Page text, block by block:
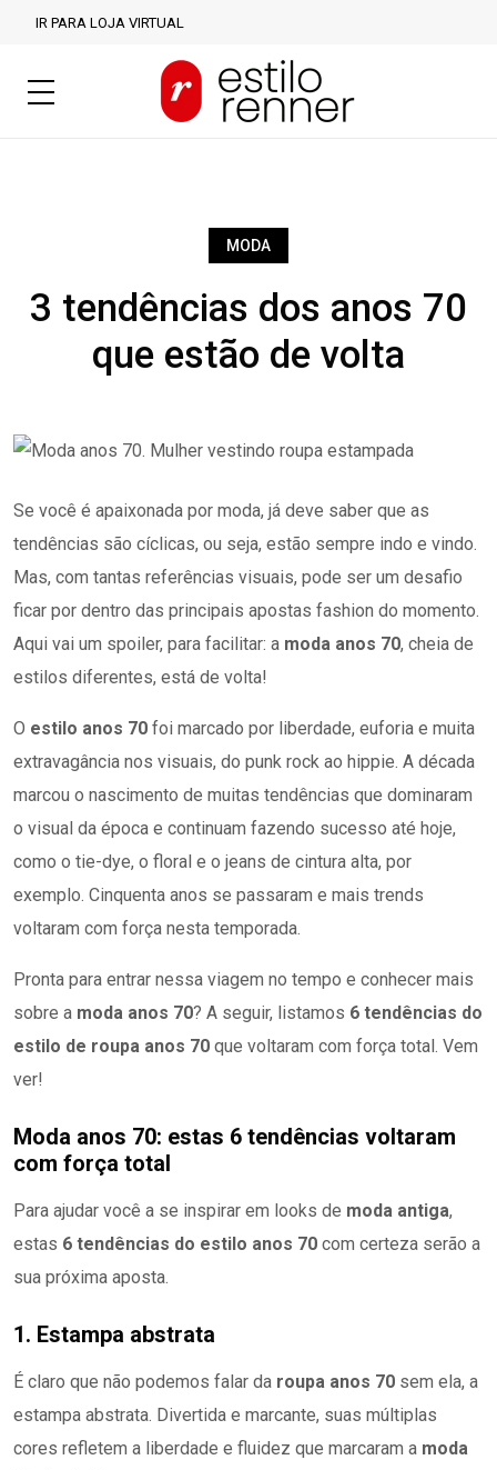
IR PARA LOJA VIRTUAL
MODA
3 tendências dos anos 70
que estão de volta
Se você é apaixonada por moda, já deve saber que as
tendências são cíclicas, ou seja, estão sempre indo e vindo.
Mas, com tantas referências visuais, pode ser um desafio
ficar por dentro das principais apostas fashion do momento.
Aqui vai um spoiler, para facilitar: a moda anos 70, cheia de
estilos diferentes, está de volta!
O estilo anos 70 foi marcado por liberdade, euforia e muita
extravagância nos visuais, do punk rock ao hippie. A década
marcou o nascimento de muitas tendências que dominaram
o visual da época e continuam fazendo sucesso até hoje,
como o tie-dye, o floral e o jeans de cintura alta, por
exemplo. Cinquenta anos se passaram e mais trends
voltaram com força nesta temporada.
Pronta para entrar nessa viagem no tempo e conhecer mais
sobre a moda anos 70? A seguir, listamos 6 tendências do
estilo de roupa anos 70 que voltaram com força total. Vem
ver!
Moda anos 70: estas 6 tendências voltaram
com força total
Para ajudar você a se inspirar em looks de moda antiga,
estas 6 tendências do estilo anos 70 com certeza serão a
sua próxima aposta.
1. Estampa abstrata
É claro que não podemos falar da roupa anos 70 sem ela, a
estampa abstrata. Divertida e marcante, suas múltiplas
cores refletem a liberdade e fluidez que marcaram a moda